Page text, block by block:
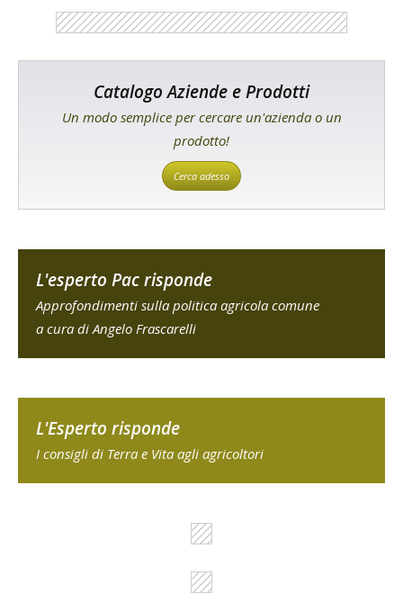
Catalogo Aziende e Prodotti
Un modo semplice per cercare un'azienda o un
prodotto!
Cerca adesso
L'esperto Pac risponde
Approfondimenti sulla politica agricola comune
a cura di Angelo Frascarelli
L'Esperto risponde
I consigli di Terra e Vita agli agricoltori